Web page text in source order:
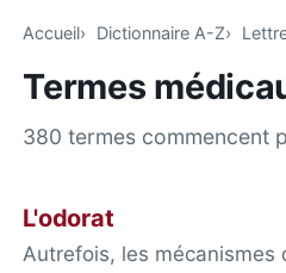
Accueil Dictionnaire A-Z
Termes
380 termes commencent
L'odorat
Autrefois, les